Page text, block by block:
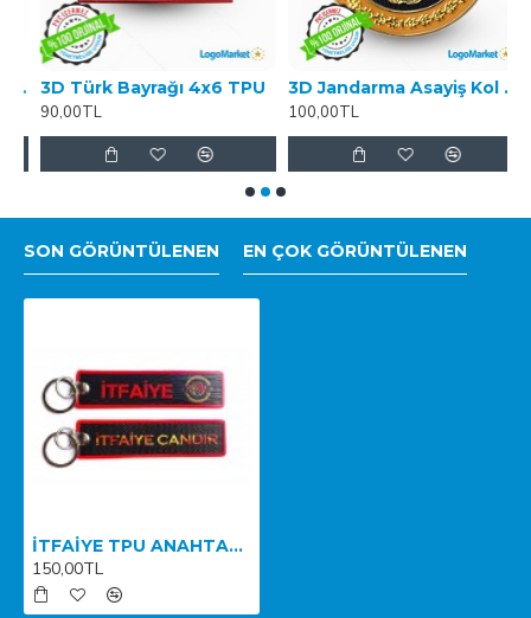
3D Türk Bayrağı 4x6 TPU
90,00TL
3D Jandarma Asayiş Kol Arması TPU
100,00TL
SON GÖRÜNTÜLENEN EN ÇOK GÖRÜNTÜLENEN
İTFAİYE TPU ANAHTARLIK
150,00TL